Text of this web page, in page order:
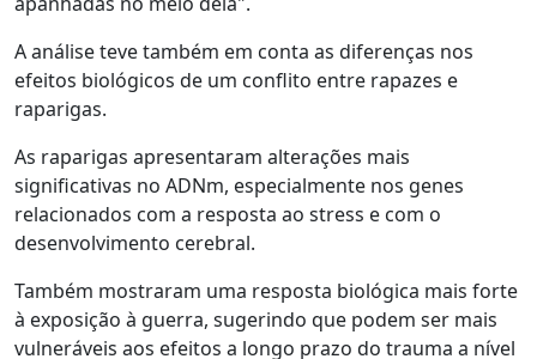
A análise teve também em conta as diferenças nos
efeitos biológicos de um conflito entre rapazes e
raparigas.
As raparigas apresentaram alterações mais
significativas no ADNm, especialmente nos genes
relacionados com a resposta ao stress e com o
desenvolvimento cerebral.
Também mostraram uma resposta biológica mais forte
à exposição à guerra, sugerindo que podem ser mais
vulneráveis aos efeitos a longo prazo do trauma a nível